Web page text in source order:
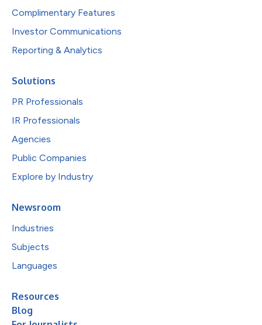
Complimentary Features
Investor Communications
Reporting & Analytics
Solutions
PR Professionals
IR Professionals
Agencies
Public Companies
Explore by Industry
Newsroom
Industries
Subjects
Languages
Resources
Blog